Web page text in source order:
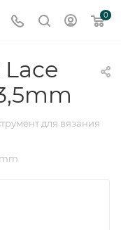
0
Lace
для вязания